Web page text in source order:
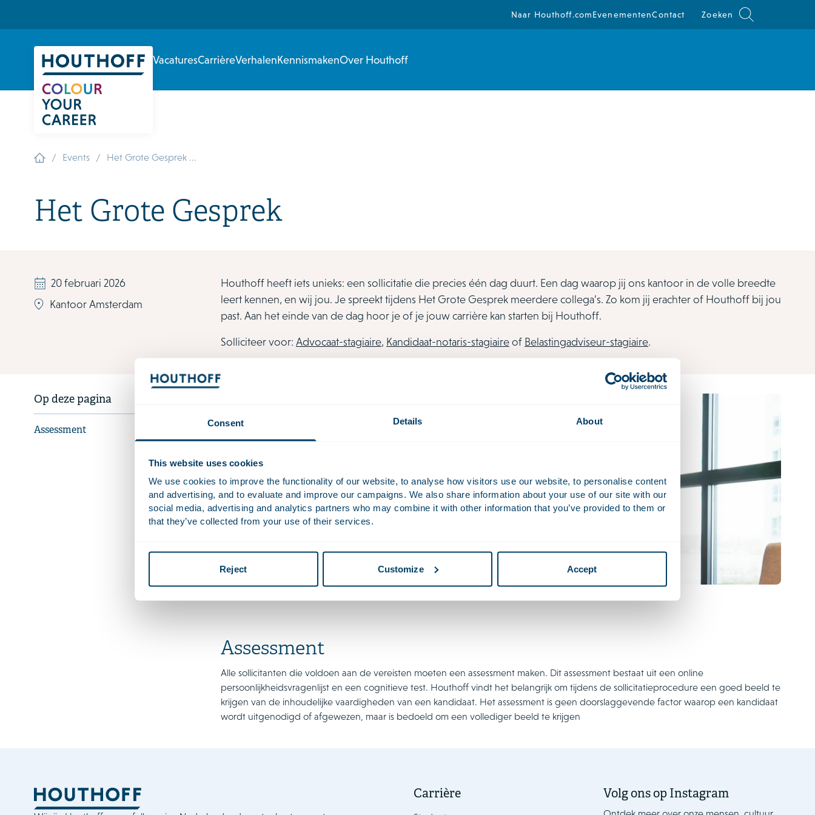
Consent Details About
This website uses cookies
We use cookies to improve the functionality of our website, to analyse how visitors use our website, to personalise content
and advertising, and to evaluate and improve our campaigns. We also share information about your use of our site with our
social media, advertising and analytics partners who may combine it with other information that you’ve provided to them or
that they’ve collected from your use of their services.
Reject Customize Accept
Naar Houthoff.comEvenementenContact Zoeken
VacaturesCarrièreVerhalenKennismakenOver Houthoff
/ Events / Het Grote Gesprek ...
Het Grote Gesprek
20 februari 2026
Kantoor Amsterdam
Houthoff heeft iets unieks: een sollicitatie die precies één dag duurt. Een dag waarop jij ons kantoor in de volle breedte
leert kennen, en wij jou. Je spreekt tijdens Het Grote Gesprek meerdere collega’s. Zo kom jij erachter of Houthoff bij jou
past. Aan het einde van de dag hoor je of je jouw carrière kan starten bij Houthoff.
Solliciteer voor: Advocaat-stagiaire, Kandidaat-notaris-stagiaireof Belastingadviseur-stagiaire.
Op deze pagina
Assessment
Assessment
Alle sollicitanten die voldoen aan de vereisten moeten een assessment maken. Dit assessment bestaat uit een online
persoonlijkheidsvragenlijst en een cognitieve test. Houthoff vindt het belangrijk om tijdens de sollicitatieprocedure een goed beeld te
krijgen van de inhoudelijke vaardigheden van een kandidaat. Het assessment is geen doorslaggevende factor waarop een kandidaat
wordt uitgenodigd of afgewezen, maar is bedoeld om een vollediger beeld te krijgen
Carrière Volg ons op Instagram